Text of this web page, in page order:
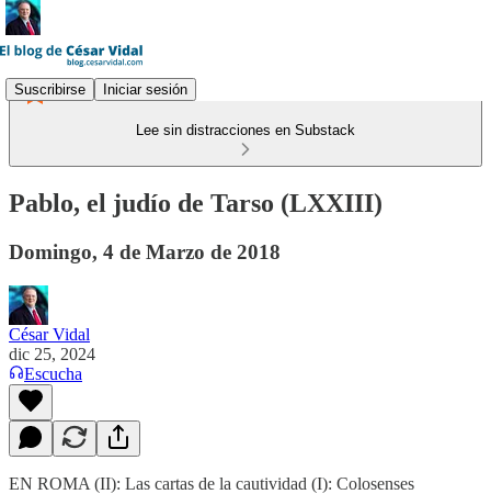
Suscribirse Iniciar sesión
Lee sin distracciones en Substack
Pablo, el judío de Tarso (LXXIII)
Domingo, 4 de Marzo de 2018
César Vidal
dic 25, 2024
Escucha
EN ROMA (II): Las cartas de la cautividad (I): Colosenses